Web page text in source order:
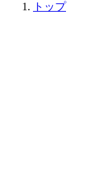
トップ